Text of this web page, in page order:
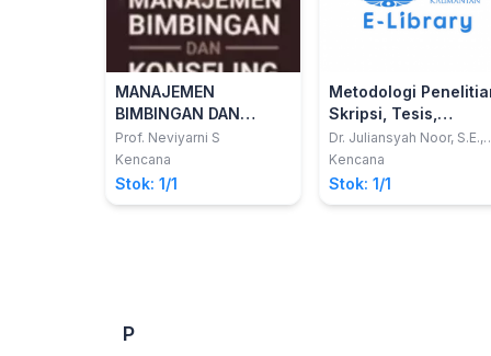
MANAJEMEN
BIMBINGAN DAN
KONSELING DI
SEKOLAH : Konsep,
Masalah, dan Solusi
Prof. Neviyarni S
Kencana
Stok: 1/1
Metodologi
Skripsi, Tesis,
Disertasi & Karya
Ilmiah
Dr. Juliansyah Noor, S.E.,
M.M.
Kencana
Stok: 1/1
P